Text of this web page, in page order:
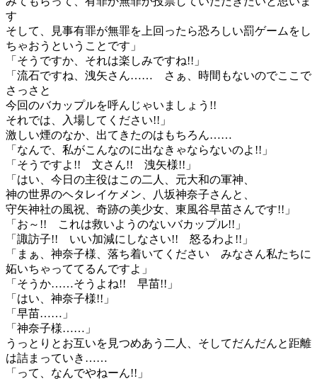
す
そして、見事有罪が無罪を上回ったら恐ろしい罰ゲームをし
ちゃおうということです」
「そうですか、それは楽しみですね!!」
「流石ですね、洩矢さん…… さぁ、時間もないのでここで
さっさと
今回のバカップルを呼んじゃいましょう!!
それでは、入場してください!!」
激しい煙のなか、出てきたのはもちろん……
「なんで、私がこんなのに出なきゃならないのよ!!」
「そうですよ!! 文さん!! 洩矢様!!」
「はい、今日の主役はこの二人、元大和の軍神、
神の世界のヘタレイケメン、八坂神奈子さんと、
守矢神社の風祝、奇跡の美少女、東風谷早苗さんです!!」
「お～!! これは救いようのないバカップル!!」
「諏訪子!! いい加減にしなさい!! 怒るわよ!!」
「まぁ、神奈子様、落ち着いてください みなさん私たちに
妬いちゃっててるんですよ」
「そうか……そうよね!! 早苗!!」
「はい、神奈子様!!」
「早苗……」
「神奈子様……」
うっとりとお互いを見つめあう二人、そしてだんだんと距離
は詰まっていき……
「って、なんでやねーん!!」